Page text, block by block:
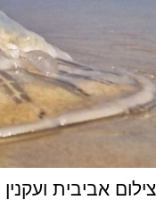
צילום אביבית ועקנין